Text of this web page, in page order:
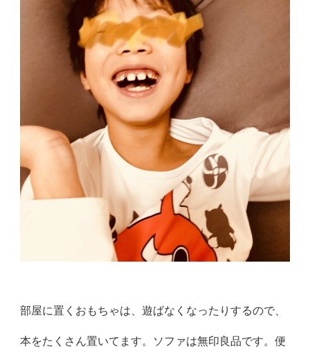
部屋に置くおもちゃは、遊ばなくなったりするので、
本をたくさん置いてます。ソファは無印良品です。便